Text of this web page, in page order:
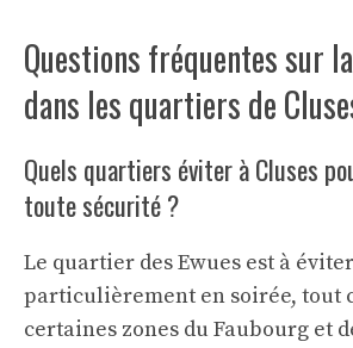
Questions fréquentes sur
dans les quartiers de
Quels quartiers éviter à Cluses
toute sécurité ?
Le quartier des Ewues est à éviter
particulièrement en soirée, tout
certaines zones du Faubourg et